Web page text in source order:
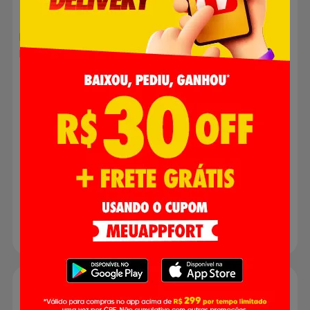
Banana Zero Açúcar 60g
Produto indisponível
Bananada Cremosa
Flormel Zero Açúcar 66g
R$ 0,00
Produto indisponível